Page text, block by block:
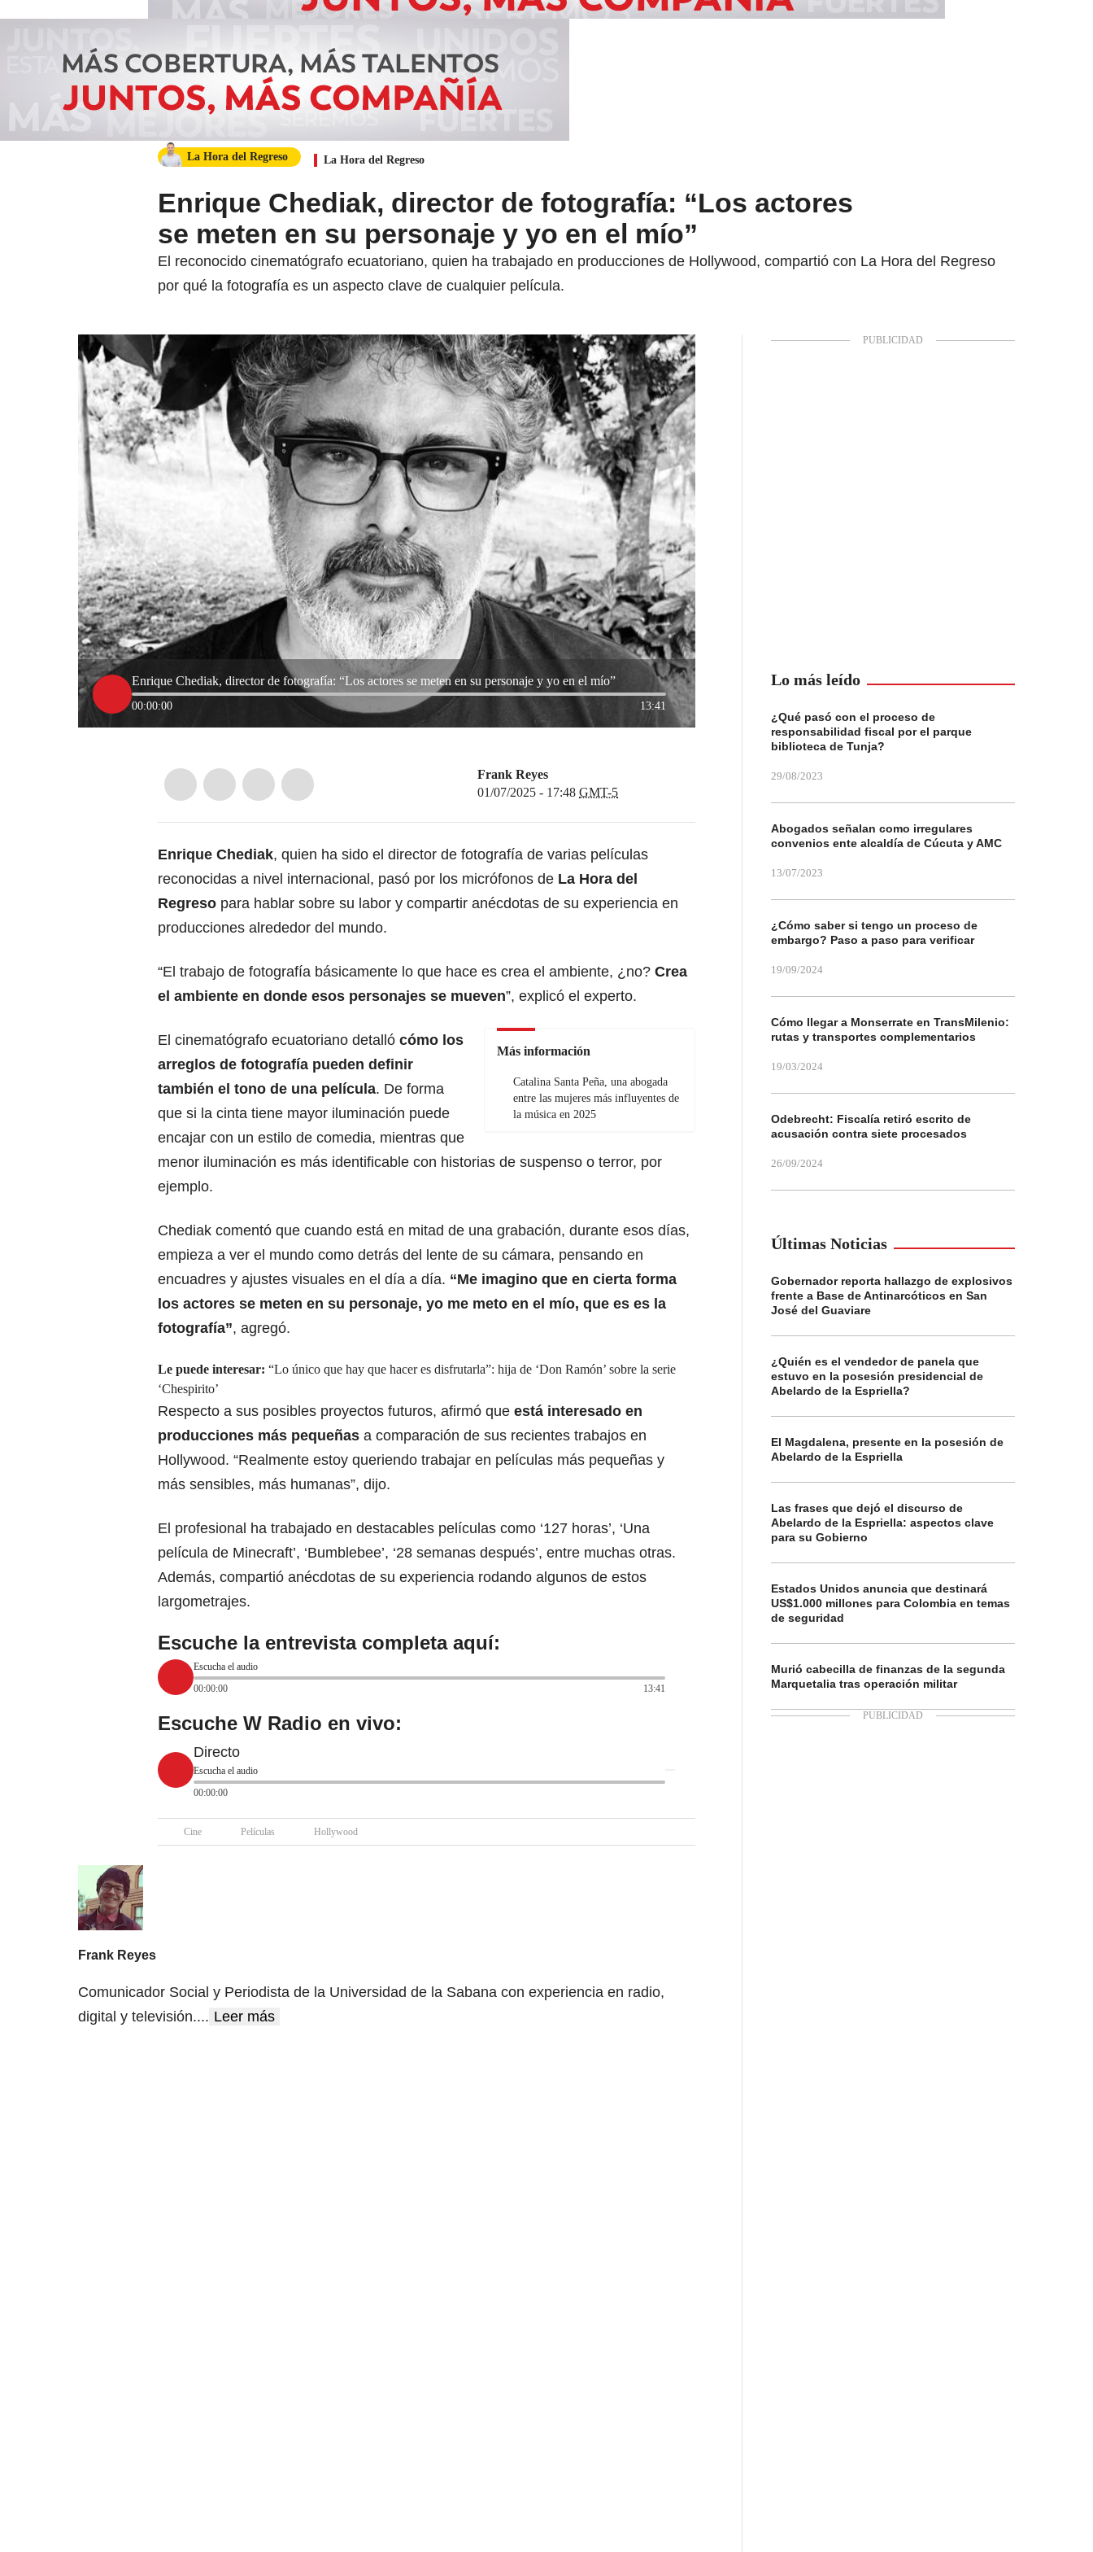
La Hora del Regreso La Hora del Regreso
Enrique Chediak, director de fotografía: “Los actores
se meten en su personaje y yo en el mío”
El reconocido cinematógrafo ecuatoriano, quien ha trabajado en producciones de Hollywood, compartió con La Hora del Regreso
por qué la fotografía es un aspecto clave de cualquier película.
Enrique Chediak, director de fotografía: “Los actores se meten en su personaje y yo en el mío”
00:00:00 13:41
Frank Reyes
01/07/2025 - 17:48 GMT-5
Enrique Chediak, quien ha sido el director de fotografía de varias películas
reconocidas a nivel internacional, pasó por los micrófonos de La Hora del
Regreso para hablar sobre su labor y compartir anécdotas de su experiencia en
producciones alrededor del mundo.
“El trabajo de fotografía básicamente lo que hace es crea el ambiente, ¿no? Crea
el ambiente en donde esos personajes se mueven”, explicó el experto.
Más información
Catalina Santa Peña, una abogada
entre las mujeres más influyentes de
la música en 2025
El cinematógrafo ecuatoriano detalló cómo los
arreglos de fotografía pueden definir
también el tono de una película. De forma
que si la cinta tiene mayor iluminación puede
encajar con un estilo de comedia, mientras que
menor iluminación es más identificable con historias de suspenso o terror, por
ejemplo.
Chediak comentó que cuando está en mitad de una grabación, durante esos días,
empieza a ver el mundo como detrás del lente de su cámara, pensando en
encuadres y ajustes visuales en el día a día. “Me imagino que en cierta forma
los actores se meten en su personaje, yo me meto en el mío, que es es la
fotografía”, agregó.
Le puede interesar: “Lo único que hay que hacer es disfrutarla”: hija de ‘Don Ramón’ sobre la serie
‘Chespirito’
Respecto a sus posibles proyectos futuros, afirmó que está interesado en
producciones más pequeñas a comparación de sus recientes trabajos en
Hollywood. “Realmente estoy queriendo trabajar en películas más pequeñas y
más sensibles, más humanas”, dijo.
El profesional ha trabajado en destacables películas como ‘127 horas’, ‘Una
película de Minecraft’, ‘Bumblebee’, ‘28 semanas después’, entre muchas otras.
Además, compartió anécdotas de su experiencia rodando algunos de estos
largometrajes.
Escuche la entrevista completa aquí:
Escucha el audio
00:00:00
13:41
Escuche W Radio en vivo:
Directo
Escucha el audio
00:00:00
Cine Películas Hollywood
Frank Reyes
Comunicador Social y Periodista de la Universidad de la Sabana con experiencia en radio,
digital y televisión.... Leer más
Lo más leído
¿Qué pasó con el proceso de
responsabilidad fiscal por el parque
biblioteca de Tunja?
29/08/2023
Abogados señalan como irregulares
convenios ente alcaldía de Cúcuta y AMC
13/07/2023
¿Cómo saber si tengo un proceso de
embargo? Paso a paso para verificar
19/09/2024
Cómo llegar a Monserrate en TransMilenio:
rutas y transportes complementarios
19/03/2024
Odebrecht: Fiscalía retiró escrito de
acusación contra siete procesados
26/09/2024
Últimas Noticias
Gobernador reporta hallazgo de explosivos
frente a Base de Antinarcóticos en San
José del Guaviare
¿Quién es el vendedor de panela que
estuvo en la posesión presidencial de
Abelardo de la Espriella?
El Magdalena, presente en la posesión de
Abelardo de la Espriella
Las frases que dejó el discurso de
Abelardo de la Espriella: aspectos clave
para su Gobierno
Estados Unidos anuncia que destinará
US$1.000 millones para Colombia en temas
de seguridad
Murió cabecilla de finanzas de la segunda
Marquetalia tras operación militar